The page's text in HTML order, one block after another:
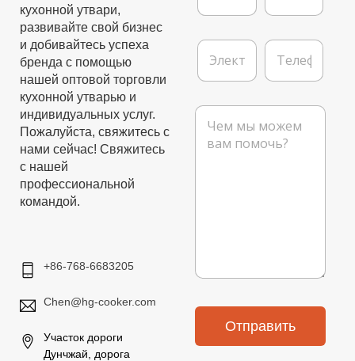
кухонной утвари,
развивайте свой бизнес
и добивайтесь успеха
бренда с помощью
нашей оптовой торговли
кухонной утварью и
индивидуальных услуг.
Пожалуйста, свяжитесь с
нами сейчас! Свяжитесь
с нашей
профессиональной
командой.
+86-768-6683205
Chen@hg-cooker.com
Участок дороги
Дунчжай, дорога
я
м
а
я
Э
е
т
а
Т
л
ф
о
н
С
Отправить